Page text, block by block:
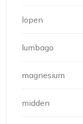
lopen
lumbago
magnesium
midden